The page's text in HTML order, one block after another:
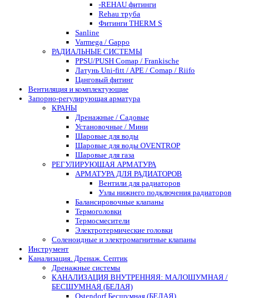
-REHAU фитинги
Rehau труба
Фитинги THERM S
Sanline
Varmega / Gappo
РАДИАЛЬНЫЕ СИСТЕМЫ
PPSU/PUSH Comap / Frankische
Латунь Uni-fitt / APE / Comap / Riifo
Цанговый фитинг
Вентиляция и комплектующие
Запорно-регулирующая арматура
КРАНЫ
Дренажные / Садовые
Установочные / Мини
Шаровые для воды
Шаровые для воды OVENTROP
Шаровые для газа
РЕГУЛИРУЮЩАЯ АРМАТУРА
АРМАТУРА ДЛЯ РАДИАТОРОВ
Вентили для радиаторов
Узлы нижнего подключения радиаторов
Балансировочные клапаны
Термоголовки
Термосмесители
Электротермические головки
Соленоидные и электромагнитные клапаны
Инструмент
Канализация. Дренаж. Септик
Дренажные системы
КАНАЛИЗАЦИЯ ВНУТРЕННЯЯ: МАЛОШУМНАЯ /
БЕСШУМНАЯ (БЕЛАЯ)
Ostendorf Бесшумная (БЕЛАЯ)